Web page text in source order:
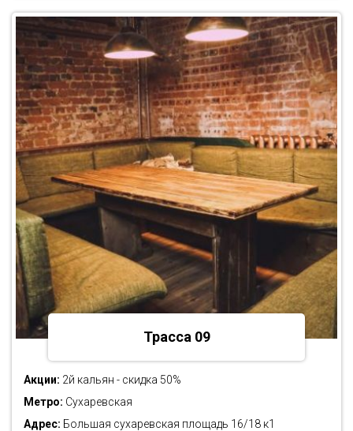
Трасса 09
Акции: 2й кальян - скидка 50%
Метро: Сухаревская
Адрес: Большая сухаревская площадь 16/18 к1